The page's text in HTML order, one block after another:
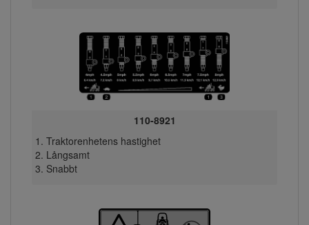
110-8921
Traktorenhetens hastighet
Långsamt
Snabbt